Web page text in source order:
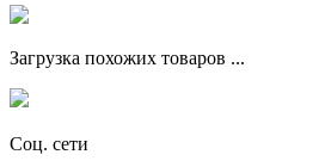
Загрузка похожих товаров ...
Соц. сети